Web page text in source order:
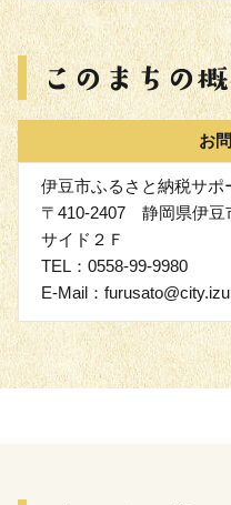
お
伊豆市ふるさと納税サポ
〒410-2407 静岡県伊
サイド２Ｆ
TEL：0558-99-9980
E-Mail：